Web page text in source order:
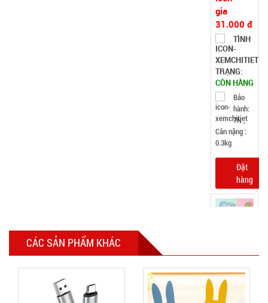
đá 33 ô
tròn có nắp
đậy
MÃ
SP:
003858
GIÁ:
5.900 đ
TÌNH
TRẠNG:
CÒN HÀNG
Bảo
hành:
Test,
Đặt
hàng
CÁC SẢN PHẨM KHÁC